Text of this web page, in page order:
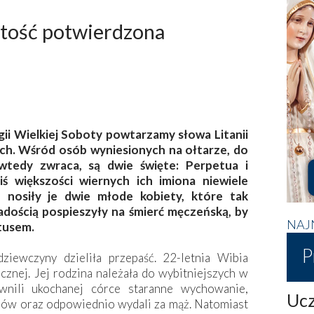
potwierdzona
Wielkiej Soboty powtarzamy słowa Litanii
Wśród osób wyniesionych na ołtarze, do
zwraca, są dwie święte: Perpetua i
większości wiernych ich imiona niewiele
nosiły je dwie młode kobiety, które tak
pospieszyły na śmierć męczeńską, by
dzieliła przepaść. 22-letnia Wibia
Jej rodzina należała do wybitniejszych w
ukochanej córce staranne wychowanie,
oraz odpowiednio wydali za mąż. Natomiast